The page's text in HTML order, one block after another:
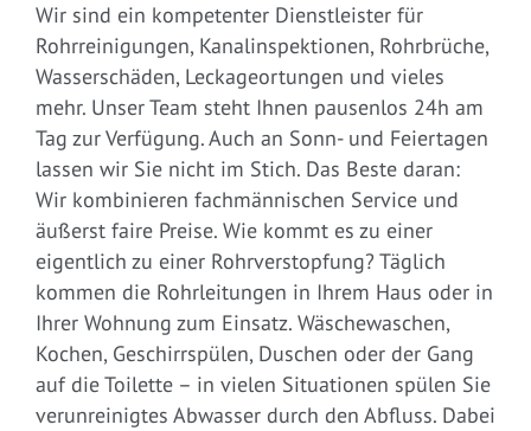
Wir sind ein kompetenter Dienstleister für
Rohrreinigungen, Kanalinspektionen, Rohrbrüche,
Wasserschäden, Leckageortungen und vieles
mehr. Unser Team steht Ihnen pausenlos 24h am
Tag zur Verfügung. Auch an Sonn- und Feiertagen
lassen wir Sie nicht im Stich. Das Beste daran:
Wir kombinieren fachmännischen Service und
äußerst faire Preise. Wie kommt es zu einer
eigentlich zu einer Rohrverstopfung? Täglich
kommen die Rohrleitungen in Ihrem Haus oder in
Ihrer Wohnung zum Einsatz. Wäschewaschen,
Kochen, Geschirrspülen, Duschen oder der Gang
auf die Toilette – in vielen Situationen spülen Sie
verunreinigtes Abwasser durch den Abfluss. Dabei